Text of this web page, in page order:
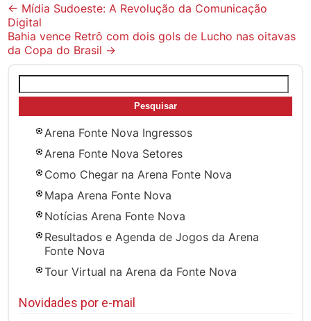
Post
navigation
← Mídia Sudoeste: A Revolução da Comunicação
Digital
Bahia vence Retrô com dois gols de Lucho nas oitavas
da Copa do Brasil →
por:
Arena Fonte Nova Ingressos
Arena Fonte Nova Setores
Como Chegar na Arena Fonte Nova
Mapa Arena Fonte Nova
Notícias Arena Fonte Nova
Resultados e Agenda de Jogos da Arena
Fonte Nova
Tour Virtual na Arena da Fonte Nova
Novidades por e-mail